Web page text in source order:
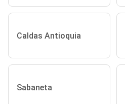
Caldas Antioquia
Sabaneta